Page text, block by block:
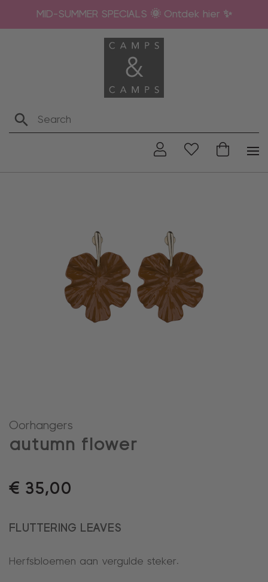
MID-SUMMER SPECIALS 🌞 Ontdek hier ✨
Oorhangers
autumn flower
€ 35,00
FLUTTERING LEAVES
Herfsbloemen aan vergulde steker.